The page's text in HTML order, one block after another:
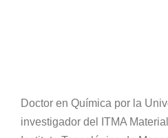
Doctor en Química por la
investigador del ITMA